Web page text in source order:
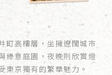
町高樓層，坐擁遼闊城市
綠意庭園，夜晚則欣賞燈
東京獨有的繁華魅力。